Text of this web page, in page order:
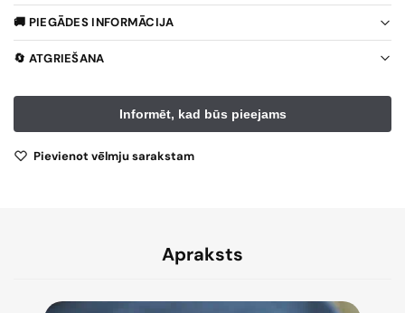
🚚 PIEGĀDES INFORMĀCIJA
🔄 ATGRIEŠANA
Pievienot vēlmju sarakstam
Apraksts